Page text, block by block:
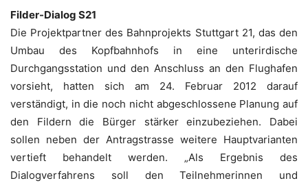
Filder-Dialog S21
Die Projektpartner des Bahnprojekts Stuttgart 21, das den
Umbau des Kopfbahnhofs in eine unterirdische
Durchgangsstation und den Anschluss an den Flughafen
vorsieht, hatten sich am 24. Februar 2012 darauf
verständigt, in die noch nicht abgeschlossene Planung auf
den Fildern die Bürger stärker einzubeziehen. Dabei
sollen neben der Antragstrasse weitere Hauptvarianten
vertieft behandelt werden. „Als Ergebnis des
Dialogverfahrens soll den Teilnehmerinnen und